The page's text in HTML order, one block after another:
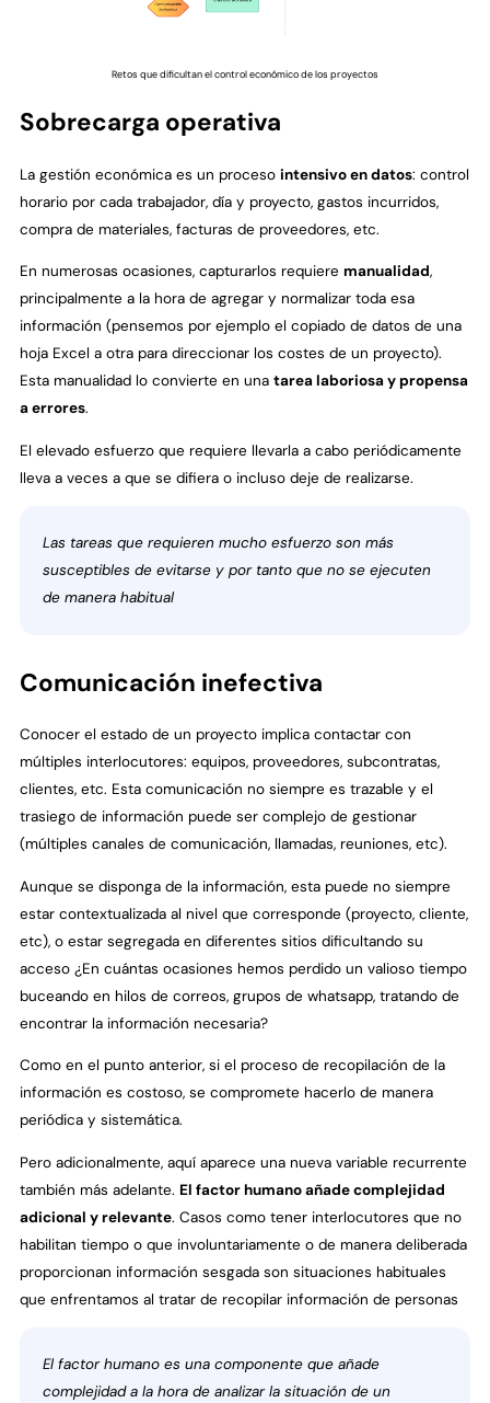
Retos que dificultan el control económico de los proyectos
Sobrecarga operativa
La gestión económica es un proceso intensivo en datos: control
horario por cada trabajador, día y proyecto, gastos incurridos,
compra de materiales, facturas de proveedores, etc.
En numerosas ocasiones, capturarlos requiere manualidad,
principalmente a la hora de agregar y normalizar toda esa
información (pensemos por ejemplo el copiado de datos de una
hoja Excel a otra para direccionar los costes de un proyecto).
Esta manualidad lo convierte en una tarea laboriosa y propensa
a errores.
El elevado esfuerzo que requiere llevarla a cabo periódicamente
lleva a veces a que se difiera o incluso deje de realizarse.
Las tareas que requieren mucho esfuerzo son más
susceptibles de evitarse y por tanto que no se ejecuten
de manera habitual
Comunicación inefectiva
Conocer el estado de un proyecto implica contactar con
múltiples interlocutores: equipos, proveedores, subcontratas,
clientes, etc. Esta comunicación no siempre es trazable y el
trasiego de información puede ser complejo de gestionar
(múltiples canales de comunicación, llamadas, reuniones, etc).
Aunque se disponga de la información, esta puede no siempre
estar contextualizada al nivel que corresponde (proyecto, cliente,
etc), o estar segregada en diferentes sitios dificultando su
acceso ¿En cuántas ocasiones hemos perdido un valioso tiempo
buceando en hilos de correos, grupos de whatsapp, tratando de
encontrar la información necesaria?
Como en el punto anterior, si el proceso de recopilación de la
información es costoso, se compromete hacerlo de manera
periódica y sistemática.
Pero adicionalmente, aquí aparece una nueva variable recurrente
también más adelante. El factor humano añade complejidad
adicional y relevante. Casos como tener interlocutores que no
habilitan tiempo o que involuntariamente o de manera deliberada
proporcionan información sesgada son situaciones habituales
que enfrentamos al tratar de recopilar información de personas
El factor humano es una componente que añade
complejidad a la hora de analizar la situación de un